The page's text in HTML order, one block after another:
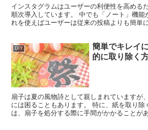
インスタグラムはユーザーの利便性を高める
順次導入しています。 中でも「ノート」機能
れを使えばユーザーは従来の投稿よりも簡単
DIY
簡単でキレイ
的に取り除く
扇子は夏の風物詩として親しまれていますが
には困ることもあります。 特に、紙を取り除
は、扇子を処分する際に手間がかかることが